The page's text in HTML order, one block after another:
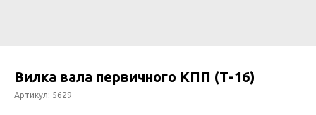
Вилка вала первичного КПП (Т-16)
Артикул: 5629